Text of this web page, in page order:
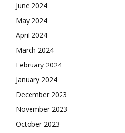
June 2024
May 2024
April 2024
March 2024
February 2024
January 2024
December 2023
November 2023
October 2023